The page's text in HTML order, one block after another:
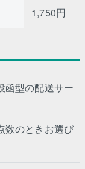
1,750円
函型の配送サー
数のときお選び